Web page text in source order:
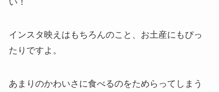
インスタ映えはもちろんのこと、お土産にもぴっ
たりですよ。
あまりのかわいさに食べるのをためらってしまう